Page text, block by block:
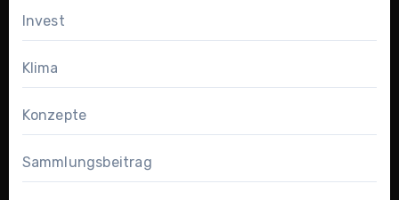
Invest
Klima
Konzepte
Sammlungsbeitrag